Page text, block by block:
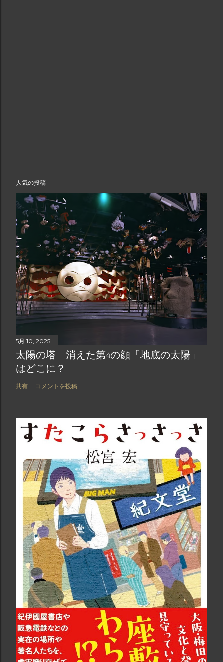
人気の投稿
5月 10, 2025
太陽の塔 消えた第4の顔「地底の太陽」
はどこに？
共有 コメントを投稿